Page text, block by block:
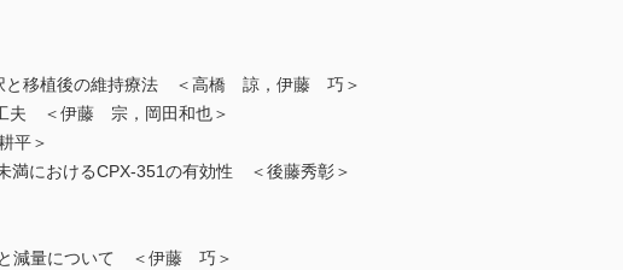
と移植後の維持療法 ＜高橋 諒，伊藤 巧＞
夫 ＜伊藤 宗，岡田和也＞
平＞
におけるCPX-351の有効性 ＜後藤秀彰＞
減量について ＜伊藤 巧＞